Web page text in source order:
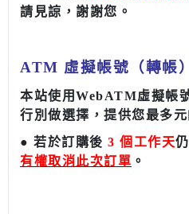
請見諒，謝謝您。
ATM 虛擬帳號（轉帳
本站使用WebATM虛擬帳
行別做選擇，提供您最多元
● 若於訂購後 3 個工作天
有權取消此次訂單 。